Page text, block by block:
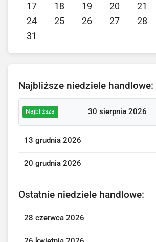
17
18 19 20 21
24
25 26 27 28
31
Najbliższe niedziele handlowe:
Najbliższa 30 sierpnia 2026
13 grudnia 2026
20 grudnia 2026
Ostatnie niedziele handlowe:
28 czerwca 2026